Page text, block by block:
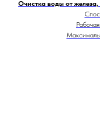
Очистка воды от